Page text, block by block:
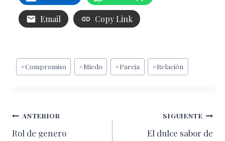
Email Copy Link
Etiquetas
de
#Compromiso #Miedo #Pareja #Relación
Navegación
ANTERIOR
Rol de genero
SIGUIENTE
El dulce sabor de